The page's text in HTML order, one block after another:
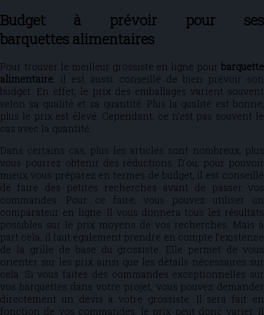
Budget à prévoir pour ses
barquettes alimentaires
Pour trouver le meilleur grossiste en ligne pour barquette
alimentaire, il est aussi conseillé de bien prévoir son
budget. En effet, le prix des emballages varient souvent
selon sa qualité et sa quantité. Plus la qualité est bonne,
plus le prix est élevé. Cependant, ce n’est pas souvent le
cas avec la quantité.
Dans certains cas, plus les articles sont nombreux, plus
vous pourrez obtenir des réductions. D’où, pour pouvoir
mieux vous préparez en termes de budget, il est conseillé
de faire des petites recherches avant de passer vos
commandes. Pour ce faire, vous pouvez utiliser un
comparateur en ligne. Il vous donnera tous les résultats
possibles sur le prix moyens de vos recherches. Mais à
part cela, il faut également prendre en compte l’existence
de la grille de base du grossiste. Elle permet de vous
orienter sur les prix ainsi que les détails nécessaires sur
cela. Si vous faites des commandes exceptionnelles sur
vos barquettes dans votre projet, vous pouvez demander
directement un devis à votre grossiste. Il sera fait en
fonction de vos commandes, le prix peut donc varier. Il